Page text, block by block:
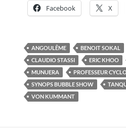
Facebook X
ANGOULÊME BENOIT SOKAL
CLAUDIO STASSI
ERIC KHOO
MUNUERA
PROFESSEUR
SYNOPS BUBBLE SHOW
VON KUMMANT